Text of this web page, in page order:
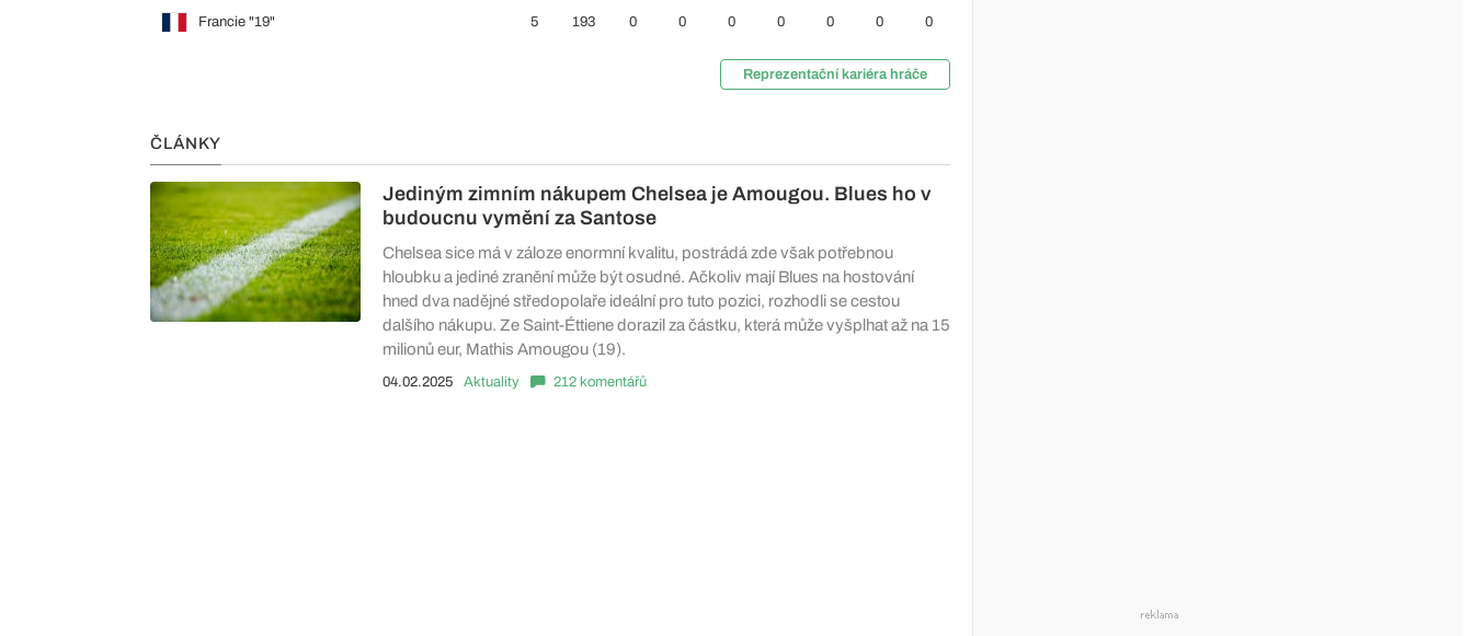
Francie "19" 5 193 0 0 0 0 0 0 0
Reprezentační kariéra hráče
ČLÁNKY
Jediným zimním nákupem Chelsea je Amougou. Blues ho v
budoucnu vymění za Santose
Chelsea sice má v záloze enormní kvalitu, postrádá zde však potřebnou
hloubku a jediné zranění může být osudné. Ačkoliv mají Blues na hostování
hned dva nadějné středopolaře ideální pro tuto pozici, rozhodli se cestou
dalšího nákupu. Ze Saint-Éttiene dorazil za částku, která může vyšplhat až na 15
milionů eur, Mathis Amougou (19).
04.02.2025 Aktuality 212 komentářů